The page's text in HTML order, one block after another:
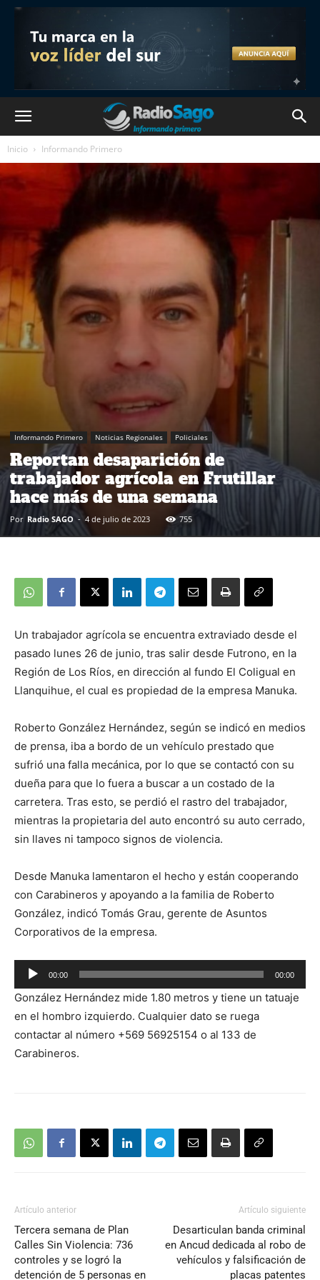
Inicio Informando Primero
Informando Primero Noticias Regionales Policiales
Reportan desaparición de
trabajador agrícola en Frutillar
hace más de una semana
Por Radio SAGO - 4 de julio de 2023 755
Un trabajador agrícola se encuentra extraviado desde el
pasado lunes 26 de junio, tras salir desde Futrono, en la
Región de Los Ríos, en dirección al fundo El Coligual en
Llanquihue, el cual es propiedad de la empresa Manuka.
Roberto González Hernández, según se indicó en medios
de prensa, iba a bordo de un vehículo prestado que
sufrió una falla mecánica, por lo que se contactó con su
dueña para que lo fuera a buscar a un costado de la
carretera. Tras esto, se perdió el rastro del trabajador,
mientras la propietaria del auto encontró su auto cerrado,
sin llaves ni tampoco signos de violencia.
Desde Manuka lamentaron el hecho y están cooperando
con Carabineros y apoyando a la familia de Roberto
González, indicó Tomás Grau, gerente de Asuntos
Corporativos de la empresa.
Reproductor
de
audio
00:00 00:00
González Hernández mide 1.80 metros y tiene un tatuaje
en el hombro izquierdo. Cualquier dato se ruega
contactar al número +569 56925154 o al 133 de
Carabineros.
Artículo anterior
Tercera semana de Plan
Calles Sin Violencia: 736
controles y se logró la
detención de 5 personas en
Artículo siguiente
Desarticulan banda criminal
en Ancud dedicada al robo de
vehículos y falsificación de
placas patentes